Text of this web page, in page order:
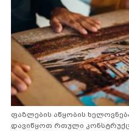
ფაზლების აწყობის
დავიწყოთ რთული